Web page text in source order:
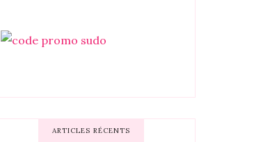
ARTICLES RÉCENTS